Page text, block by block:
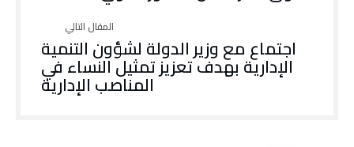
اجتماع مع وزير الدولة لشؤون التنمية
الإدارية بهدف تعزيز تمثيل النساء في
المناصب الإدارية